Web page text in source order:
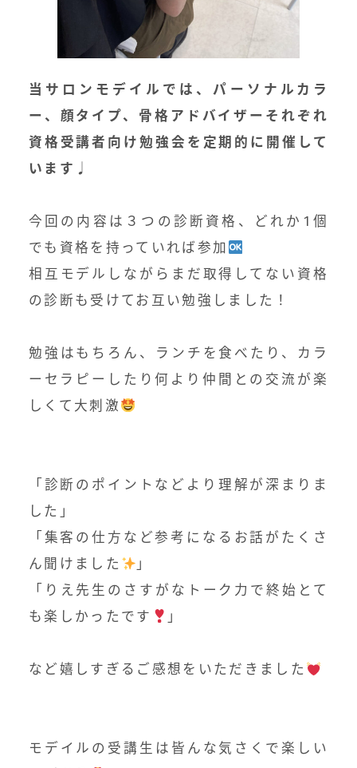
当サロンモデイルでは、パーソナルカラ
ー、顔タイプ、骨格アドバイザーそれぞれ
資格受講者向け勉強会を定期的に開催して
います♩
今回の内容は３つの診断資格、どれか1個
でも資格を持っていれば参加
相互モデルしながらまだ取得してない資格
の診断も受けてお互い勉強しました！⁡
勉強はもちろん、ランチを食べたり、カラ
ーセラピーしたり何より仲間との交流が楽
しくて大刺激
「診断のポイントなどより理解が深まりま
した」
「集客の仕方など参考になるお話がたくさ
ん聞けました 」
「りえ先生のさすがなトーク力で終始とて
も楽しかったです 」
など嬉しすぎるご感想をいただきました
モデイルの受講生は皆んな気さくで楽しい